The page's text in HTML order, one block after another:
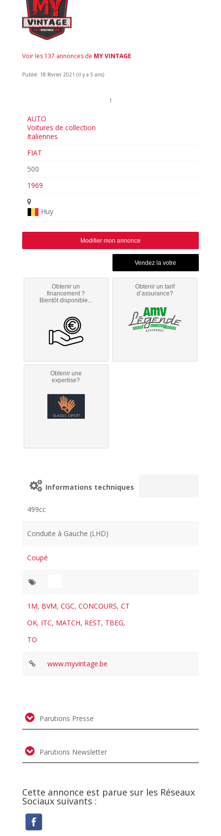
Voir les 137 annonces de MY VINTAGE
Publié: 18 février 2021 (il y a 5 ans)
1
AUTO
Voitures de collection
Italiennes
FIAT
500
1969
Huy
Modifier mon annonce
Obtenir un
financement ?
Bientôt disponible...
Obtenir un tarif
d’assurance?
Obtenir une
expertise?
Informations techniques
499cc
Conduite à Gauche (LHD)
Coupé
1M, BVM,CGC,CONCOURS,CT
OK, ITC, MATCH, REST, TBEG,
TO
www.myvintage.be
Parutions Presse
Parutions Newsletter
Cette annonce est parue sur les Réseaux
Sociaux suivants :